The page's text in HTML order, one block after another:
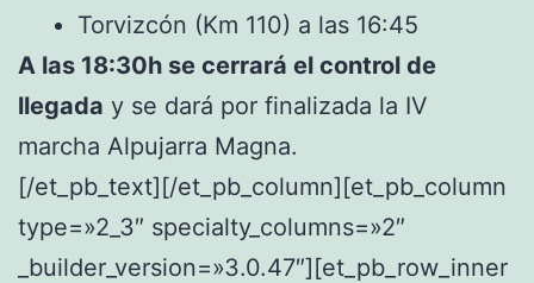
Torvizcón (Km 110) a las 16:45
A las 18:30h se cerrará el control de
llegada y se dará por finalizada la IV
marcha Alpujarra Magna.
[/et_pb_text][/et_pb_column][et_pb_column
type=»2_3″ specialty_columns=»2″
_builder_version=»3.0.47″][et_pb_row_inner